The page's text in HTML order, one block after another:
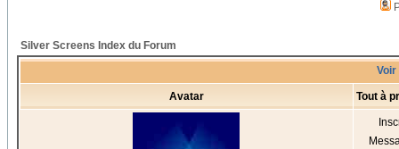
Silver Screens Index du Forum
Voir
Avatar Tout à